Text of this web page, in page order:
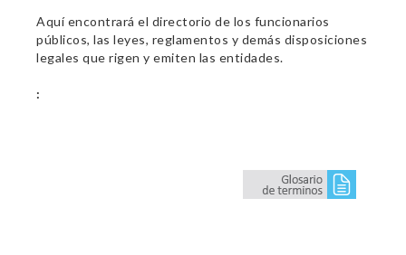
Aquí encontrará el directorio de los funcionarios
públicos, las leyes, reglamentos y demás disposiciones
legales que rigen y emiten las entidades.
: